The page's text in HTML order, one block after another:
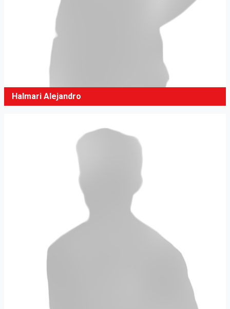
Halmari Alejandro